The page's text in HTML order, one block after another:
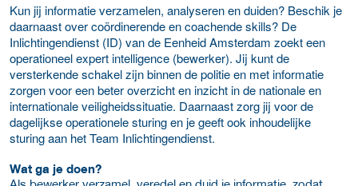
Kun jij informatie verzamelen, analyseren en duiden? Beschik je
daarnaast over coördinerende en coachende skills? De
Inlichtingendienst (ID) van de Eenheid Amsterdam zoekt een
operationeel expert intelligence (bewerker). Jij kunt de
versterkende schakel zijn binnen de politie en met informatie
zorgen voor een beter overzicht en inzicht in de nationale en
internationale veiligheidssituatie. Daarnaast zorg jij voor de
dagelijkse operationele sturing en je geeft ook inhoudelijke
sturing aan het Team Inlichtingendienst.
Wat ga je doen?